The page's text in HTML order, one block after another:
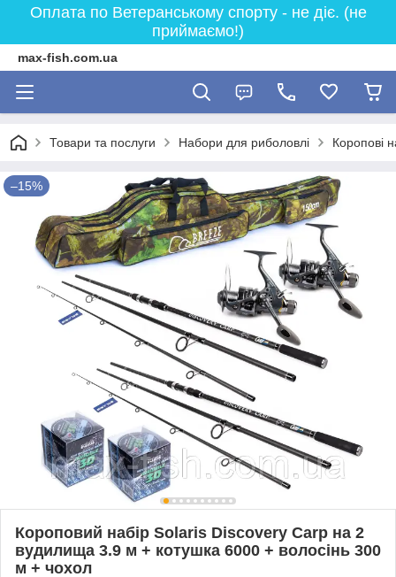
Оплата по Ветеранському спорту - не діє. (не
приймаємо!)
max-fish.com.ua
Товари та послуги Набори для риболовлі Коропові
–15%
Короповий набір Solaris Discovery Carp на 2
вудилища 3.9 м + котушка 6000 + волосінь 300
м + чохол